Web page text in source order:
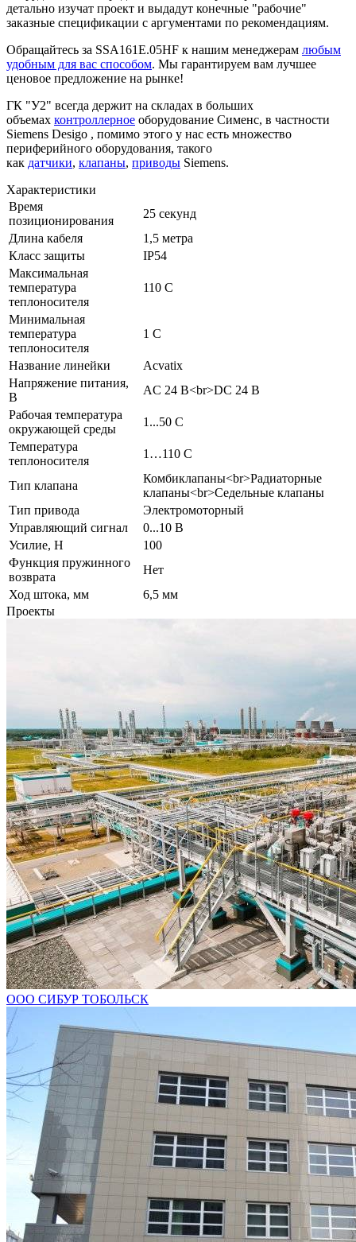
детально изучат проект и выдадут конечные "рабочие"
заказные спецификации с аргументами по рекомендациям.
Обращайтесь за SSA161E.05HF к нашим менеджерам любым
удобным для вас способом. Мы гарантируем вам лучшее
ценовое предложение на рынке!
ГК "У2" всегда держит на складах в больших
объемах контроллерное оборудование Сименс, в частности
Siemens Desigo , помимо этого у нас есть множество
периферийного оборудования, такого
как датчики, клапаны, приводы Siemens.
Характеристики
Время
позиционирования
25 секунд
Длина кабеля
1,5 метра
Класс защиты
IP54
Максимальная
температура
теплоносителя
110 C
Минимальная
температура
теплоносителя
1 C
Название линейки
Acvatix
Напряжение питания,
В
AC 24 В<br>DC 24 В
Рабочая температура
окружающей среды
1...50 C
Температура
теплоносителя
1…110 C
Тип клапана
Комбиклапаны<br>Радиаторные
клапаны<br>Седельные клапаны
Тип привода
Электромоторный
Управляющий сигнал
0...10 В
Усилие, Н
100
Функция пружинного
возврата
Нет
Ход штока, мм
6,5 мм
Проекты
ООО СИБУР ТОБОЛЬСК